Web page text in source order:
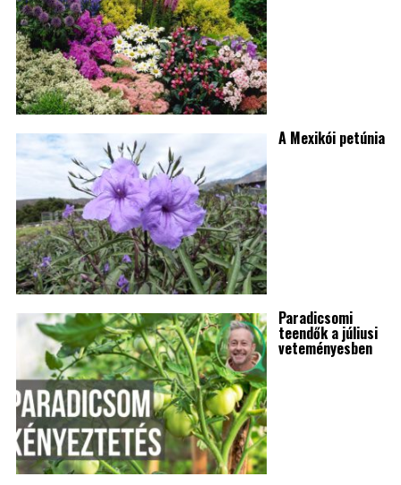
A Mexikói petúnia
Paradicsomi
teendők a júliusi
veteményesben